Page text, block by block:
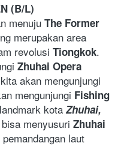
(B/L)
menuju The Former
merupakan area
revolusi Tiongkok.
Zhuhai Opera
mengunjungi Fishing
kota
menyusuri Zhuhai
laut